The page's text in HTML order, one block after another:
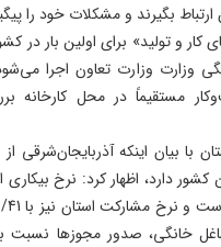
بگیرند و مشکلات خود را
و تولید» برای اولین بار در
وزارت وزارت تعاون اجرا
مستقیماً در محل کارخانه
با بیان اینکه